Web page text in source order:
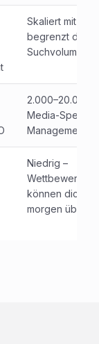
Skaliert mit
begrenzt durch
Suchvolumen
2.000–20.000
Media-Spend +
Management
Niedrig –
Wettbewerber
können dich
morgen